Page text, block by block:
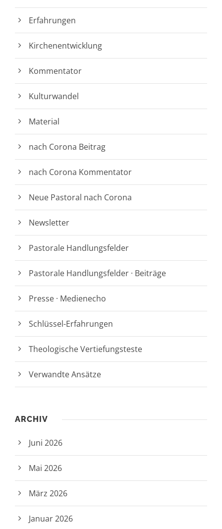
Erfahrungen
Kirchenentwicklung
Kommentator
Kulturwandel
Material
nach Corona Beitrag
nach Corona Kommentator
Neue Pastoral nach Corona
Newsletter
Pastorale Handlungsfelder
Pastorale Handlungsfelder · Beiträge
Presse · Medienecho
Schlüssel-Erfahrungen
Theologische Vertiefungsteste
Verwandte Ansätze
ARCHIV
Juni 2026
Mai 2026
März 2026
Januar 2026